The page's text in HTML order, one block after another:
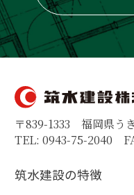
〒839-1333 福岡県う
TEL: 0943-75-2040
筑水建設の特徴